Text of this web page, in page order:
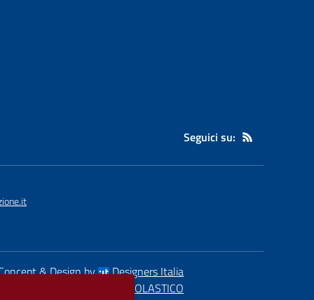
Seguici su:
& Design by
Designers Italia
SCUOLASTICO